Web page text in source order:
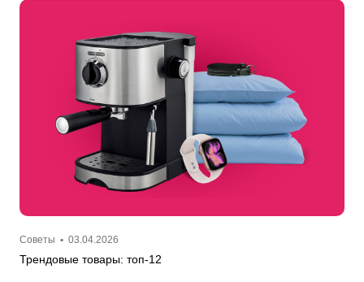
Советы • 03.04.2026
Трендовые товары: топ-12